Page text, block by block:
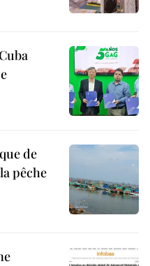
de
pêche